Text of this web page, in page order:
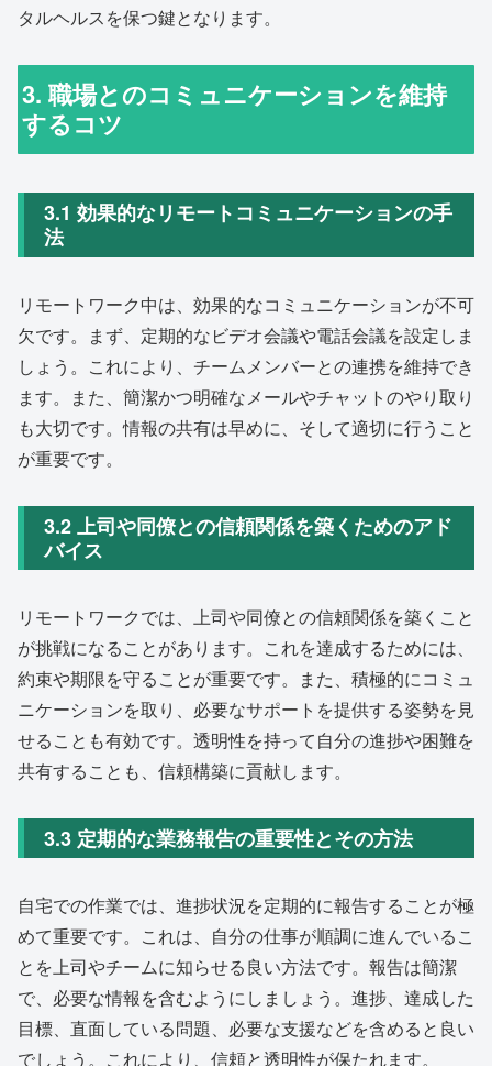
タルヘルスを保つ鍵となります。
3. 職場とのコミュニケーションを維持
するコツ
3.1 効果的なリモートコミュニケーションの手
法
リモートワーク中は、効果的なコミュニケーションが不可
欠です。まず、定期的なビデオ会議や電話会議を設定しま
しょう。これにより、チームメンバーとの連携を維持でき
ます。また、簡潔かつ明確なメールやチャットのやり取り
も大切です。情報の共有は早めに、そして適切に行うこと
が重要です。
3.2 上司や同僚との信頼関係を築くためのアド
バイス
リモートワークでは、上司や同僚との信頼関係を築くこと
が挑戦になることがあります。これを達成するためには、
約束や期限を守ることが重要です。また、積極的にコミュ
ニケーションを取り、必要なサポートを提供する姿勢を見
せることも有効です。透明性を持って自分の進捗や困難を
共有することも、信頼構築に貢献します。
3.3 定期的な業務報告の重要性とその方法
自宅での作業では、進捗状況を定期的に報告することが極
めて重要です。これは、自分の仕事が順調に進んでいるこ
とを上司やチームに知らせる良い方法です。報告は簡潔
で、必要な情報を含むようにしましょう。進捗、達成した
目標、直面している問題、必要な支援などを含めると良い
でしょう。これにより、信頼と透明性が保たれます。